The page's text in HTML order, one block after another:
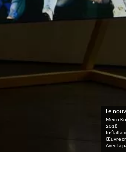
Le
Meiro
2018
Œuvre
Avec la